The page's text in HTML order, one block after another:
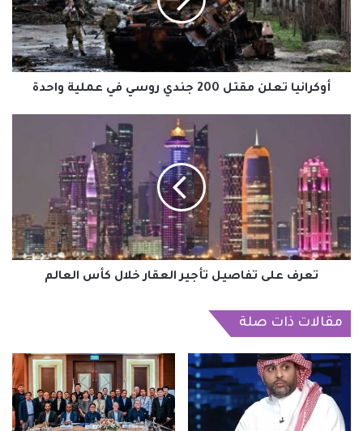
جندي
في
عملية
واحدة
أوكرانيا تعلن مقتل 200 جندي روسي في عملية واحدة
تفاصيل
العقار
كأس
العالم
تعرف على تفاصيل تأجير العقار خلال كأس العالم
مقالات ذات صلة